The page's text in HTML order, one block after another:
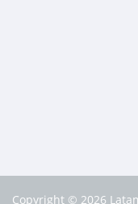
Copyright © 2026